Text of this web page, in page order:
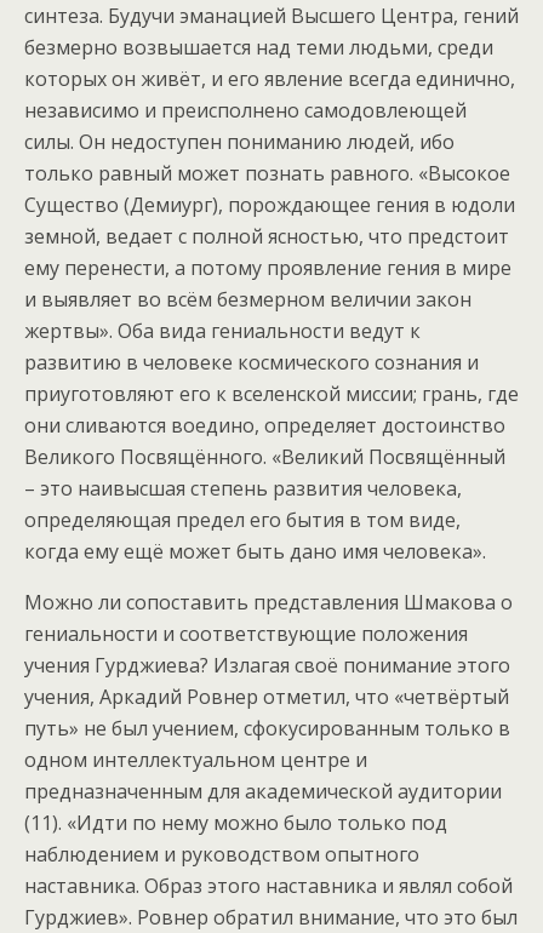
синтеза. Будучи эманацией Высшего Центра, гений
безмерно возвышается над теми людьми, среди
которых он живёт, и его явление всегда единично,
независимо и преисполнено самодовлеющей
силы. Он недоступен пониманию людей, ибо
только равный может познать равного. «Высокое
Существо (Демиург), порождающее гения в юдоли
земной, ведает с полной ясностью, что предстоит
ему перенести, а потому проявление гения в мире
и выявляет во всём безмерном величии закон
жертвы». Оба вида гениальности ведут к
развитию в человеке космического сознания и
приуготовляют его к вселенской миссии; грань, где
они сливаются воедино, определяет достоинство
Великого Посвящённого. «Великий Посвящённый
– это наивысшая степень развития человека,
определяющая предел его бытия в том виде,
когда ему ещё может быть дано имя человека».
Можно ли сопоставить представления Шмакова о
гениальности и соответствующие положения
учения Гурджиева? Излагая своё понимание этого
учения, Аркадий Ровнер отметил, что «четвёртый
путь» не был учением, сфокусированным только в
одном интеллектуальном центре и
предназначенным для академической аудитории
(11). «Идти по нему можно было только под
наблюдением и руководством опытного
наставника. Образ этого наставника и являл собой
Гурджиев». Ровнер обратил внимание, что это был